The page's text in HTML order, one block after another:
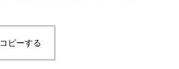
ピーする